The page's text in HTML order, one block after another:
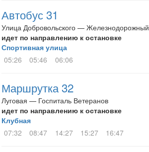
Автобус 31
Улица Добровольского — Железнодорожный
идет по направлению к остановке
Спортивная улица
05:26
05:46 06:06
Маршрутка 32
Луговая — Госпиталь Ветеранов
идет по направлению к остановке
Клубная
07:32
08:47 14:27 15:27 16:47